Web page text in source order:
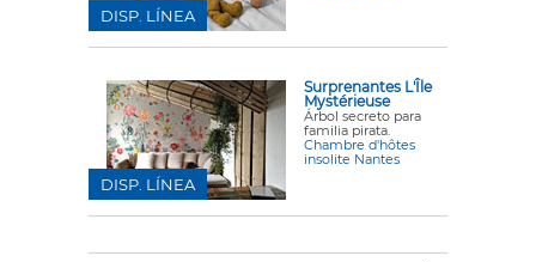
DISP. LÍNEA
Surprenantes L'Île
Mystérieuse
Árbol secreto para
familia pirata.
Chambre d'hôtes
insolite Nantes
DISP. LÍNEA